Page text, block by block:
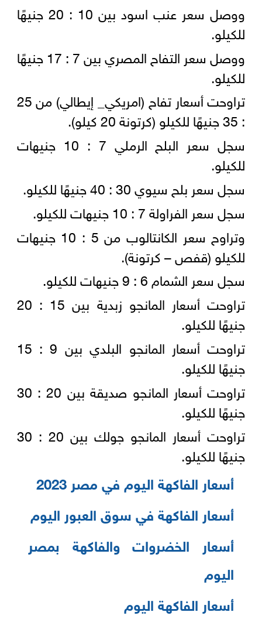
ووصل سعر عنب اسود بين 10 : 20 جنيهًا
للكيلو.
ووصل سعر التفاح المصري بين 7 : 17 جنيهًا
للكيلو.
تراوحت أسعار تفاح (امريكي_ إيطالي) من 25
: 35 جنيهًا للكيلو (كرتونة 20 كيلو).
سجل سعر البلح الرملي 7 : 10 جنيهات
للكيلو.
سجل سعر بلح سيوي 30 : 40 جنيهًا للكيلو.
سجل سعر الفراولة 7 : 10 جنيهات للكيلو.
وتراوح سعر الكانتالوب من 5 : 10 جنيهات
للكيلو (قفص – كرتونة).
سجل سعر الشمام 6 : 9 جنيهات للكيلو.
تراوحت أسعار المانجو زبدية بين 15 : 20
جنيهًا للكيلو.
تراوحت أسعار المانجو البلدي بين 9 : 15
جنيهًا للكيلو.
تراوحت أسعار المانجو صديقة بين 20 : 30
جنيهًا للكيلو.
تراوحت أسعار المانجو جولك بين 20 : 30
جنيهًا للكيلو.
أسعار الفاكهة اليوم في مصر 2023
أسعار الفاكهة في سوق العبور اليوم
أسعار الخضروات والفاكهة بمصر
اليوم
أسعار الفاكهة اليوم